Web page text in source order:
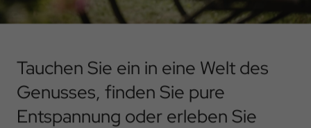
Tauchen Sie ein in eine Welt des
Genusses, finden Sie pure
Entspannung oder erleben Sie